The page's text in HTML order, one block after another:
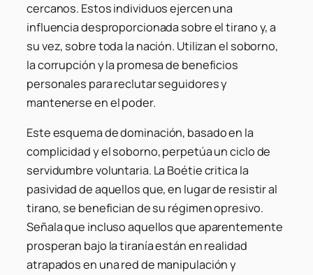
cercanos. Estos individuos ejercen una
influencia desproporcionada sobre el tirano y, a
su vez, sobre toda la nación. Utilizan el soborno,
la corrupción y la promesa de beneficios
personales para reclutar seguidores y
mantenerse en el poder.
Este esquema de dominación, basado en la
complicidad y el soborno, perpetúa un ciclo de
servidumbre voluntaria. La Boétie critica la
pasividad de aquellos que, en lugar de resistir al
tirano, se benefician de su régimen opresivo.
Señala que incluso aquellos que aparentemente
prosperan bajo la tiranía están en realidad
atrapados en una red de manipulación y